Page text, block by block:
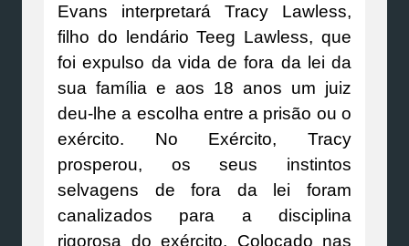
Evans interpretará Tracy Lawless,
filho do lendário Teeg Lawless, que
foi expulso da vida de fora da lei da
sua família e aos 18 anos um juiz
deu-lhe a escolha entre a prisão ou o
exército. No Exército, Tracy
prosperou, os seus instintos
selvagens de fora da lei foram
canalizados para a disciplina
rigorosa do exército. Colocado nas